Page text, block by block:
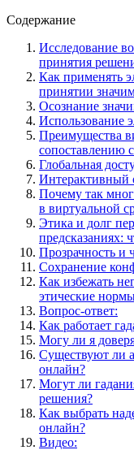
Содержание
Исследование
принятия
Как применять
принятии
Осознание
Использование
Преимущества
сопоставлению
Глобальная
Интерактивный
Почему так
в виртуальной
Этика и долг
предсказаниях:
Прозрачность и
Сохранение
Как избежать
этические
Вопрос-ответ:
Как работает
Могу ли я
Существуют ли
онлайн?
Могут ли
решения?
Как выбрать
онлайн?
Видео: